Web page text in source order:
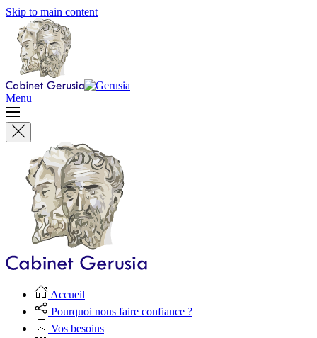
Skip to main content
Menu
Accueil
Pourquoi nous faire confiance ?
Vos besoins